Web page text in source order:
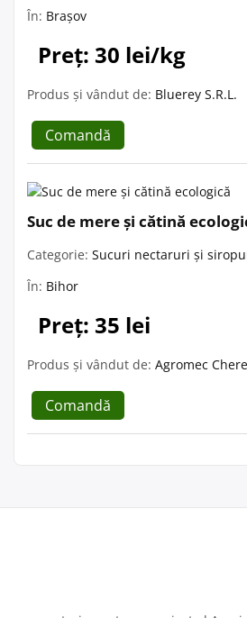
În: Brașov
Preț: 30 lei/kg
Produs și vândut de: Bluerey S.R.L.
Comandă
Suc de mere și cătină
Categorie: Sucuri nectaruri și
În: Bihor
Preț: 35 lei
Produs și vândut de: Agromec
Comandă